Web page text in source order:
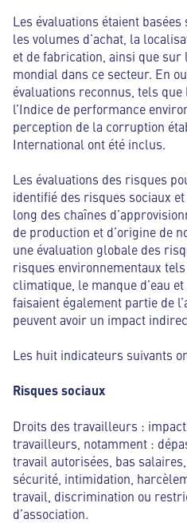
Les évaluations étaient
les volumes d’achat, la
et de fabrication, ainsi que
mondial dans ce secteur. En
évaluations reconnus, tels que
l’Indice de performance
perception de la corruption
International ont été inclus.
Les évaluations des risques
identifié des risques sociaux
long des chaînes
de production et d’origine de
une évaluation globale des
risques environnementaux
climatique, le manque d’eau
faisaient également partie de
peuvent avoir un impact
Les huit indicateurs suivants
Risques sociaux
Droits des travailleurs :
travailleurs, notamment :
travail autorisées, bas
sécurité, intimidation,
travail, discrimination ou
d’association.